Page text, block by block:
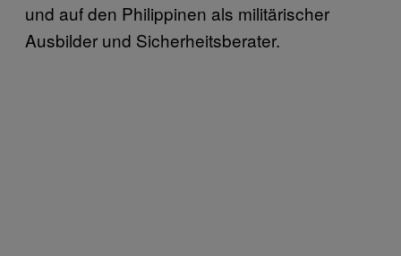
und auf den Philippinen als militärischer
Ausbilder und Sicherheitsberater.